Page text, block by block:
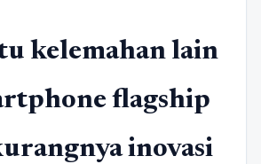
kelemahan lain
flagship
inovasi